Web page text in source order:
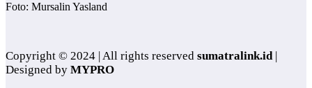
Foto: Mursalin Yasland
Copyright © 2024 | All rights reserved sumatralink.id|
Designed by MYPRO